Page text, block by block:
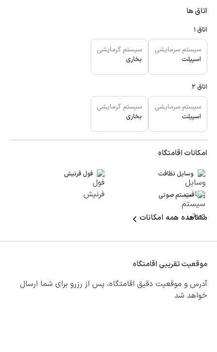
اتاق ها
اتاق 1
سیستم سرمایشی
اسپیلت
سیستم گرمایشی
بخاری
اتاق 2
سیستم سرمایشی
اسپیلت
سیستم گرمایشی
بخاری
امکانات اقامتگاه
وسایل نظافت فول فرنیش
سیستم صوتی
مشاهده همه امکانات
موقعیت تقریبی اقامتگاه
آدرس و موقعیت دقیق اقامتگاه، پس از رزرو برای شما ارسال
خواهد شد